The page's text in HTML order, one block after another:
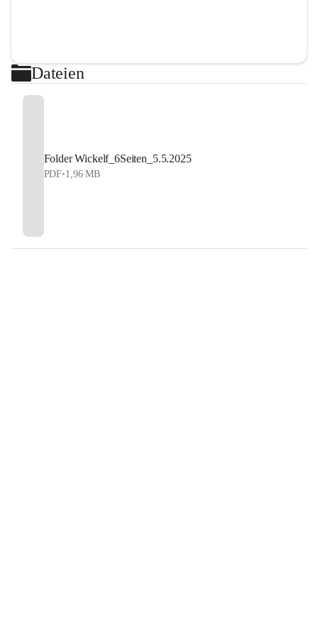
Dateien
Folder Wickelf_6Seiten_5.5.2025
PDF•1,96 MB